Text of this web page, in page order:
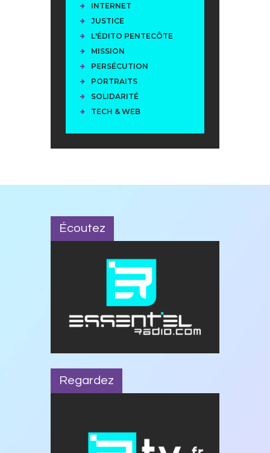
INTERNET
JUSTICE
L'ÉDITO PENTECÔTE
MISSION
PERSÉCUTION
PORTRAITS
SOLIDARITÉ
TECH & WEB
Écoutez
Regardez